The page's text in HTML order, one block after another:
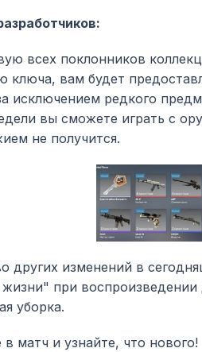
всех поклонников
ключа, вам будет
исключением редкого
вы сможете играть с
не получится.
других изменений в
жизни" при
уборка.
в матч и узнайте, что нового!